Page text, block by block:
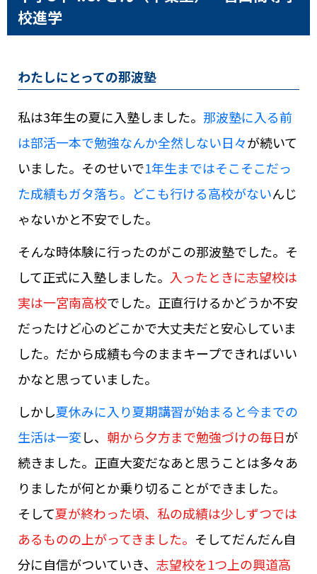
校進学
わたしにとっての那波塾
私は3年生の夏に入塾しました。 那波塾に入る前
は部活一本で勉強なんか全然しない日々が続いて
いました。そのせいで1年生まではそこそこだっ
た成績もガタ落ち。どこも行ける高校がないんじ
ゃないかと不安でした。
そんな時体験に行ったのがこの那波塾でした。そ
して正式に入塾しました。 入ったときに志望校は
実は一宮南高校でした。正直行けるかどうか不安
だったけど心のどこかで大丈夫だと安心していま
した。だから成績も今のままキープできればいい
かなと思っていました。
しかし夏休みに入り夏期講習が始まると今までの
生活は一変し、 朝から夕方まで勉強づけの毎日が
続きました。正直大変だなあと思うことは多々あ
りましたが何とか乗り切ることができました。
そして夏が終わった頃、私の成績は少しずつでは
あるものの上がってきました。 そしてだんだん自
分に自信がついていき、 志望校を1つ上の興道高